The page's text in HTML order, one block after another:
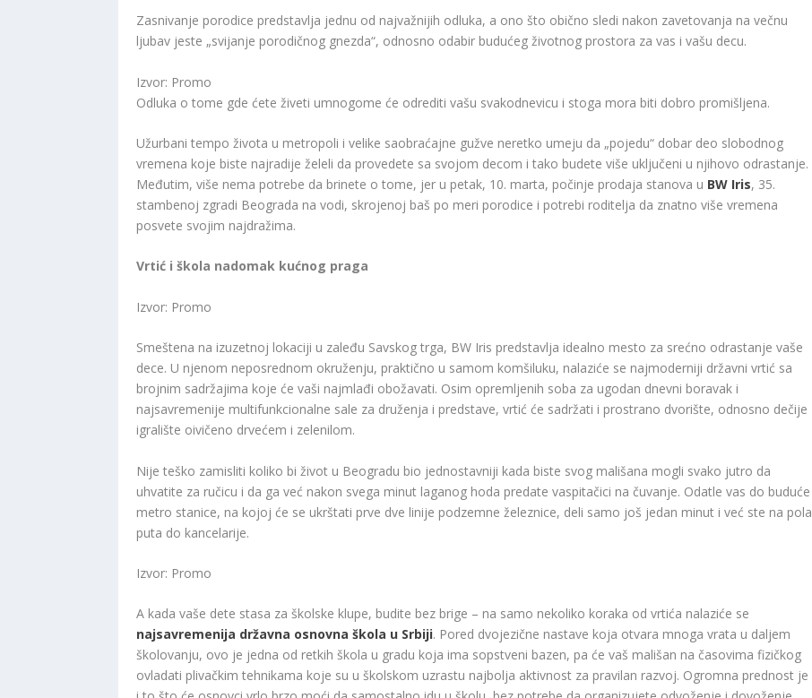
Zasnivanje porodice predstavlja jednu od najvažnijih odluka, a ono što obično sledi nakon zavetovanja na večnu
ljubav jeste „svijanje porodičnog gnezda“, odnosno odabir budućeg životnog prostora za vas i vašu decu.
Izvor: Promo
Odluka o tome gde ćete živeti umnogome će odrediti vašu svakodnevicu i stoga mora biti dobro promišljena.
Užurbani tempo života u metropoli i velike saobraćajne gužve neretko umeju da „pojedu“ dobar deo slobodnog
vremena koje biste najradije želeli da provedete sa svojom decom i tako budete više uključeni u njihovo odrastanje.
Međutim, više nema potrebe da brinete o tome, jer u petak, 10. marta, počinje prodaja stanova u BW Iris, 35.
stambenoj zgradi Beograda na vodi, skrojenoj baš po meri porodice i potrebi roditelja da znatno više vremena
posvete svojim najdražima.
Vrtić i škola nadomak kućnog praga
Izvor: Promo
Smeštena na izuzetnoj lokaciji u zaleđu Savskog trga, BW Iris predstavlja idealno mesto za srećno odrastanje vaše
dece. U njenom neposrednom okruženju, praktično u samom komšiluku, nalaziće se najmoderniji državni vrtić sa
brojnim sadržajima koje će vaši najmlađi obožavati. Osim opremljenih soba za ugodan dnevni boravak i
najsavremenije multifunkcionalne sale za druženja i predstave, vrtić će sadržati i prostrano dvorište, odnosno dečije
igralište oivičeno drvećem i zelenilom.
Nije teško zamisliti koliko bi život u Beogradu bio jednostavniji kada biste svog mališana mogli svako jutro da
uhvatite za ručicu i da ga već nakon svega minut laganog hoda predate vaspitačici na čuvanje. Odatle vas do buduće
metro stanice, na kojoj će se ukrštati prve dve linije podzemne železnice, deli samo još jedan minut i već ste na pola
puta do kancelarije.
Izvor: Promo
A kada vaše dete stasa za školske klupe, budite bez brige – na samo nekoliko koraka od vrtića nalaziće se
najsavremenija državna osnovna škola u Srbiji. Pored dvojezične nastave koja otvara mnoga vrata u daljem
školovanju, ovo je jedna od retkih škola u gradu koja ima sopstveni bazen, pa će vaš mališan na časovima fizičkog
ovladati plivačkim tehnikama koje su u školskom uzrastu najbolja aktivnost za pravilan razvoj. Ogromna prednost je